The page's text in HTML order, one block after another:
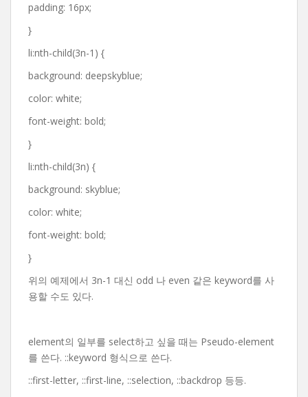
padding: 16px;
}
li:nth-child(3n-1) {
background: deepskyblue;
color: white;
font-weight: bold;
}
li:nth-child(3n) {
background: skyblue;
color: white;
font-weight: bold;
}
위의 예제에서 3n-1 대신 odd 나 even 같은 keyword를 사
용할 수도 있다.
element의 일부를 select하고 싶을 때는 Pseudo-element
를 쓴다. ::keyword 형식으로 쓴다.
::first-letter, ::first-line, ::selection, ::backdrop 등등.